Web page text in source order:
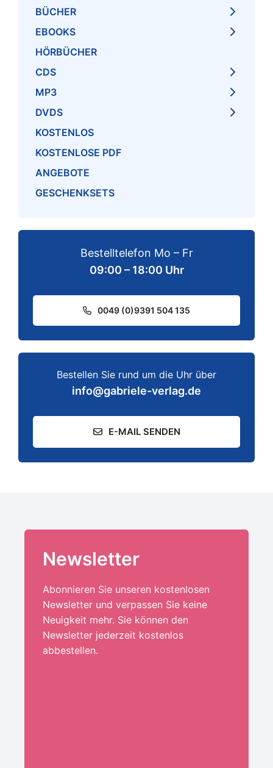
BÜCHER
EBOOKS
HÖRBÜCHER
CDS
MP3
DVDS
KOSTENLOS
KOSTENLOSE PDF
ANGEBOTE
GESCHENKSETS
Bestelltelefon Mo – Fr
09:00 – 18:00 Uhr
0049 (0)9391 504 135
Bestellen Sie rund um die Uhr über
info@gabriele-verlag.de
E-MAIL SENDEN
Newsletter
Abonnieren Sie unseren kostenlosen
Newsletter und verpassen Sie keine
Neuigkeit mehr. Sie können den
Newsletter jederzeit kostenlos
abbestellen.